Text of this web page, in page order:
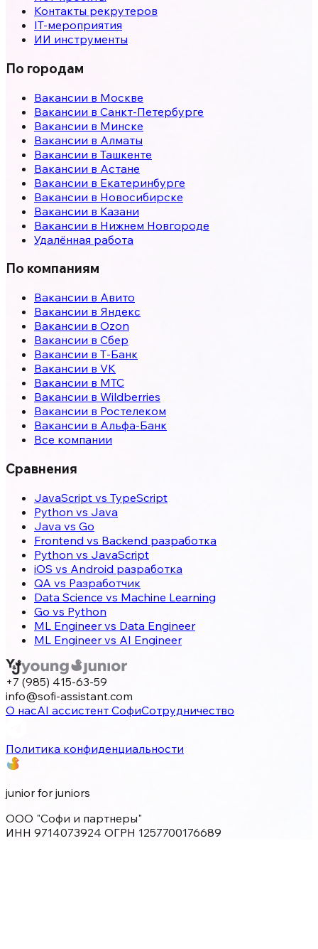
Контакты рекрутеров
IT-мероприятия
ИИ инструменты
По городам
Вакансии в Москве
Вакансии в Санкт-Петербурге
Вакансии в Минске
Вакансии в Алматы
Вакансии в Ташкенте
Вакансии в Астане
Вакансии в Екатеринбурге
Вакансии в Новосибирске
Вакансии в Казани
Вакансии в Нижнем Новгороде
Удалённая работа
По компаниям
Вакансии в Авито
Вакансии в Яндекс
Вакансии в Ozon
Вакансии в Сбер
Вакансии в Т-Банк
Вакансии в VK
Вакансии в МТС
Вакансии в Wildberries
Вакансии в Ростелеком
Вакансии в Альфа-Банк
Все компании
Сравнения
JavaScript vs TypeScript
Python vs Java
Java vs Go
Frontend vs Backend разработка
Python vs JavaScript
iOS vs Android разработка
QA vs Разработчик
Data Science vs Machine Learning
Go vs Python
ML Engineer vs Data Engineer
ML Engineer vs AI Engineer
+7 (985) 415-63-59
info@sofi-assistant.com
О насAI ассистент СофиСотрудничество
Политика конфиденциальности
junior for juniors
ООО "Софи и партнеры"
ИНН 9714073924 ОГРН 1257700176689